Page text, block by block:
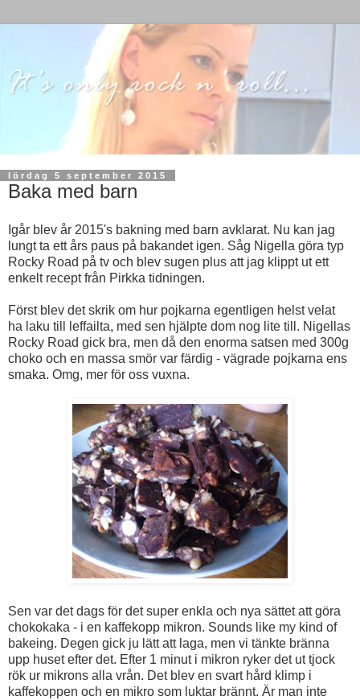
lördag 5 september 2015
Baka med barn
Igår blev år 2015's bakning med barn avklarat. Nu kan jag
lungt ta ett års paus på bakandet igen. Såg Nigella göra typ
Rocky Road på tv och blev sugen plus att jag klippt ut ett
enkelt recept från Pirkka tidningen.
Först blev det skrik om hur pojkarna egentligen helst velat
ha laku till leffailta, med sen hjälpte dom nog lite till. Nigellas
Rocky Road gick bra, men då den enorma satsen med 300g
choko och en massa smör var färdig - vägrade pojkarna ens
smaka. Omg, mer för oss vuxna.
Sen var det dags för det super enkla och nya sättet att göra
chokokaka - i en kaffekopp mikron. Sounds like my kind of
bakeing. Degen gick ju lätt att laga, men vi tänkte bränna
upp huset efter det. Efter 1 minut i mikron ryker det ut tjock
rök ur mikrons alla vrån. Det blev en svart hård klimp i
kaffekoppen och en mikro som luktar brännt. Är man inte